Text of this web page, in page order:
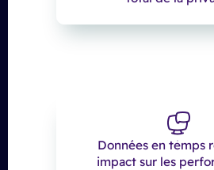
Données en temps
impact sur les